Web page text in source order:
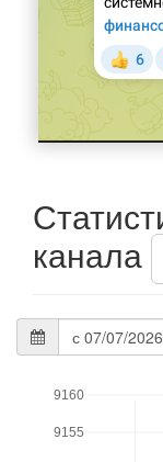
канала
Дата
статистики
9155
9160